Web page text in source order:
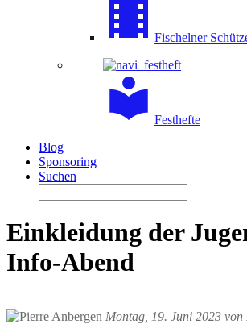
Fischelner
Festhefte
Blog
Sponsoring
Suchen
Einkleidung der
Info-Abend
Montag, 19. Juni 2023 von